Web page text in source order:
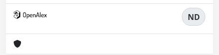
ND